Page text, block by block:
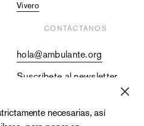
Vivero
CONTÁCTANOS
hola@ambulante.org
Suscríbete al newsletter
+52 (55) 4333 2019
necesarias, así